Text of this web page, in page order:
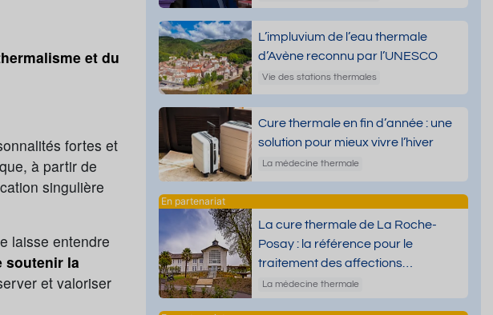
et du
fortes et
à partir de
singulière
laisse entendre
soutenir la
et valoriser
L’impluvium de l’eau thermale
d’Avène reconnu par l’UNESCO
Vie des stations thermales
Cure thermale en fin d’année : une
solution pour mieux vivre l’hiver
La médecine thermale
La cure thermale de La Roche-
Posay : la référence pour le
traitement des affections
dermatologiques
La médecine thermale